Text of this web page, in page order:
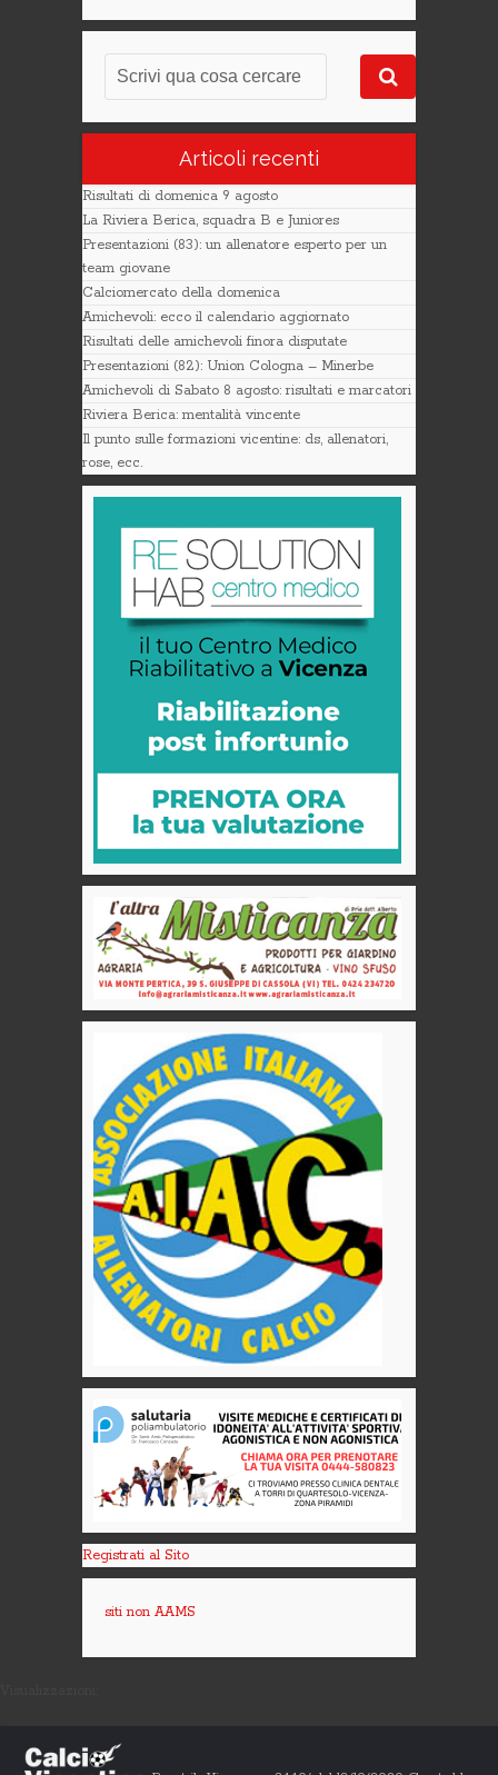
Articoli recenti
Risultati di domenica 9 agosto
La Riviera Berica, squadra B e Juniores
Presentazioni (83): un allenatore esperto per un
team giovane
Calciomercato della domenica
Amichevoli: ecco il calendario aggiornato
Risultati delle amichevoli finora disputate
Presentazioni (82): Union Cologna – Minerbe
Amichevoli di Sabato 8 agosto: risultati e marcatori
Riviera Berica: mentalità vincente
Il punto sulle formazioni vicentine: ds, allenatori,
rose, ecc.
Registrati al Sito
siti non AAMS